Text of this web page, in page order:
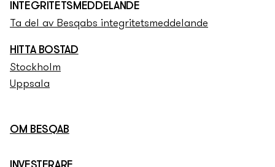
INTEGRITETS­­MEDDELANDE
Ta del av Besqabs integritets­­meddelande
HITTA BOSTAD
Stockholm
Uppsala
OM BESQAB